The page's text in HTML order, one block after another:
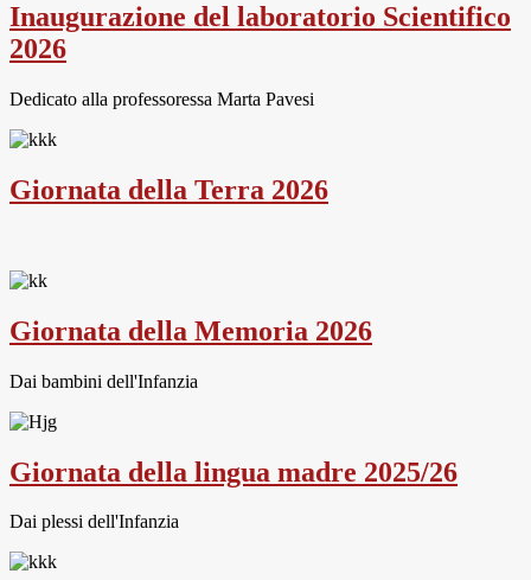
Inaugurazione del laboratorio Scientifico
2026
Dedicato alla professoressa Marta Pavesi
Giornata della Terra 2026
Giornata della Memoria 2026
Dai bambini dell'Infanzia
Giornata della lingua madre 2025/26
Dai plessi dell'Infanzia